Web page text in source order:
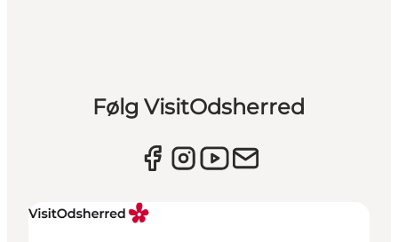
Følg VisitOdsherred